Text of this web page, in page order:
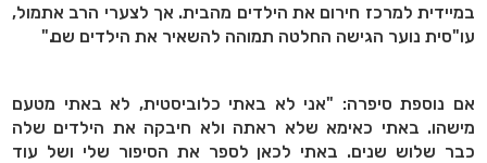
במיידית למרכז חירום את הילדים מהבית. אך לצערי הרב אתמול,
עו"סית נוער הגישה החלטה תמוהה להשאיר את הילדים שם."
אם נוספת סיפרה: "אני לא באתי כלוביסטית, לא באתי מטעם
מישהו. באתי כאימא שלא ראתה ולא חיבקה את הילדים שלה
כבר שלוש שנים. באתי לכאן לספר את הסיפור שלי ושל עוד